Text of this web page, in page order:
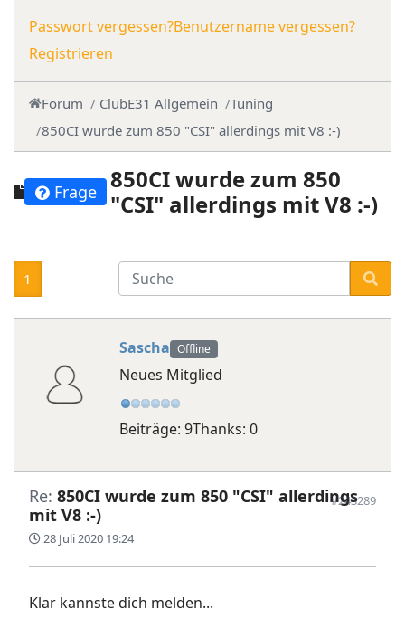
Passwort vergessen?Benutzername vergessen?
Registrieren
Forum ClubE31 Allgemein
Tuning
850CI wurde zum 850 "CSI" allerdings mit V8 :-)
Frage
850CI wurde zum 850
"CSI" allerdings mit V8 :-)
1
Sascha Offline
Neues Mitglied
Beiträge: 9Thanks: 0
Re: 850CI wurde zum 850 "CSI" allerdings
mit V8 :-)
28 Juli 2020 19:24
#243289
Klar kannste dich melden...